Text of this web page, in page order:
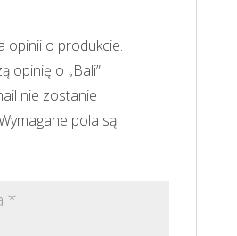
opinii o produkcie.
opinię o „Bali”
nie zostanie
pola są